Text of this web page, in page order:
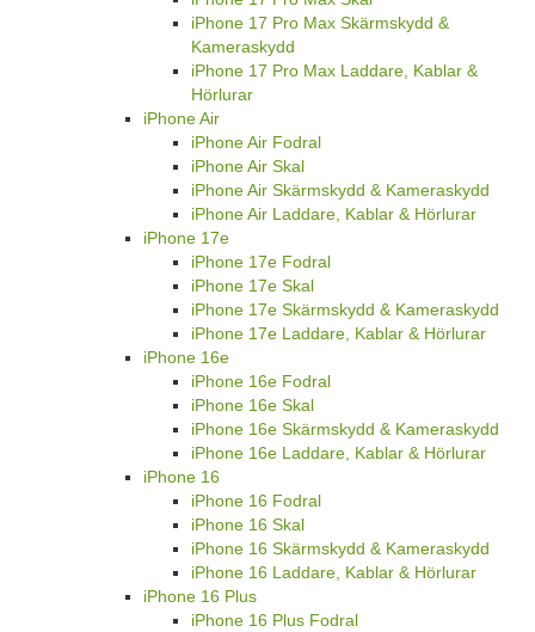
iPhone 17 Pro Max Skärmskydd &
Kameraskydd
iPhone 17 Pro Max Laddare, Kablar &
Hörlurar
iPhone Air
iPhone Air Fodral
iPhone Air Skal
iPhone Air Skärmskydd & Kameraskydd
iPhone Air Laddare, Kablar & Hörlurar
iPhone 17e
iPhone 17e Fodral
iPhone 17e Skal
iPhone 17e Skärmskydd & Kameraskydd
iPhone 17e Laddare, Kablar & Hörlurar
iPhone 16e
iPhone 16e Fodral
iPhone 16e Skal
iPhone 16e Skärmskydd & Kameraskydd
iPhone 16e Laddare, Kablar & Hörlurar
iPhone 16
iPhone 16 Fodral
iPhone 16 Skal
iPhone 16 Skärmskydd & Kameraskydd
iPhone 16 Laddare, Kablar & Hörlurar
iPhone 16 Plus
iPhone 16 Plus Fodral